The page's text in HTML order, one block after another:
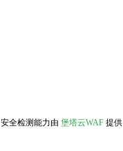
安全检测能力由 堡塔云WAF 提供